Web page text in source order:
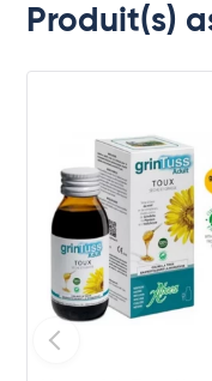
Produit(s)